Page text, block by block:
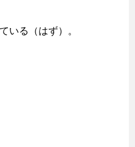
いる（はず）。